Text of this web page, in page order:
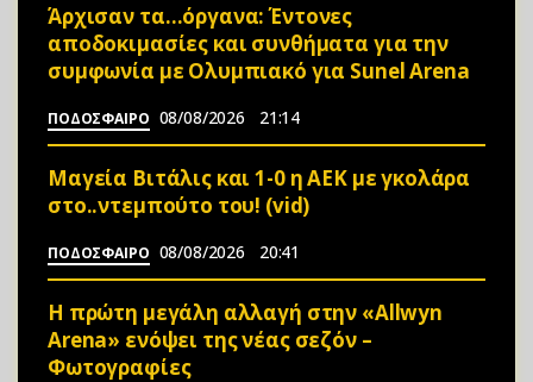
Άρχισαν τα…όργανα: Έντονες
αποδοκιμασίες και συνθήματα για την
συμφωνία με Ολυμπιακό για Sunel Arena
ΠΟΔΟΣΦΑΙΡΟ 08/08/2026 21:14
Μαγεία Βιτάλις και 1-0 η ΑΕΚ με γκολάρα
στο..ντεμπούτο του! (vid)
ΠΟΔΟΣΦΑΙΡΟ 08/08/2026 20:41
Η πρώτη μεγάλη αλλαγή στην «Αllwyn
Arena» ενόψει της νέας σεζόν –
Φωτoγραφίες